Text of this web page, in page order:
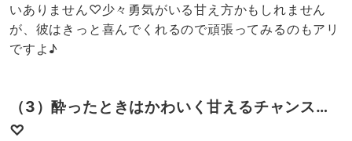
いありません♡少々勇気がいる甘え方かもしれません
が、彼はきっと喜んでくれるので頑張ってみるのもアリ
ですよ♪
（3）酔ったときはかわいく甘えるチャンス…
♡